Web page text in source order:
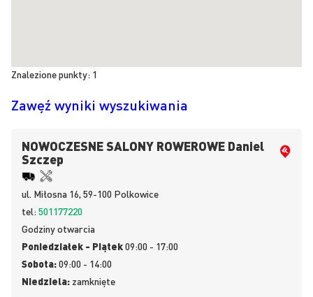
Znalezione punkty: 1
Zawęź wyniki wyszukiwania
NOWOCZESNE SALONY ROWEROWE Daniel
Szczep
ul. Miłosna 16, 59-100 Polkowice
tel:501177220
Godziny otwarcia
Poniedziałek - Piątek09:00 - 17:00
Sobota:09:00 - 14:00
Niedziela: zamknięte